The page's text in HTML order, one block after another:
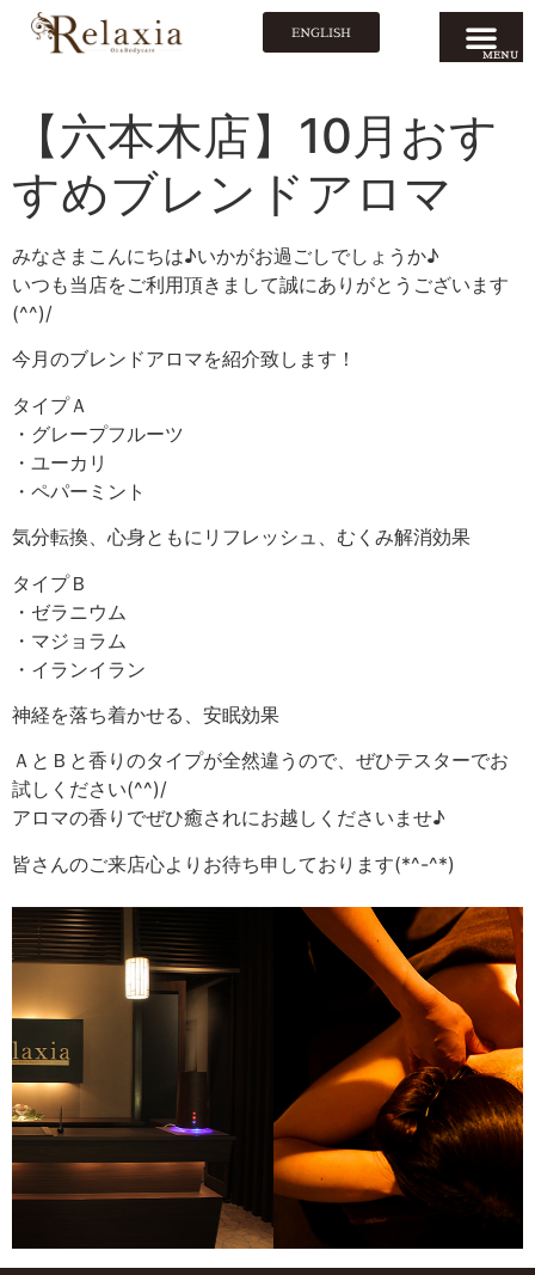
ENGLISH
MENU
【六本木店】10月おす
すめブレンドアロマ
みなさまこんにちは♪いかがお過ごしでしょうか♪
いつも当店をご利用頂きまして誠にありがとうございます
(^^)/
今月のブレンドアロマを紹介致します！
タイプＡ
・グレープフルーツ
・ユーカリ
・ペパーミント
気分転換、心身ともにリフレッシュ、むくみ解消効果
タイプＢ
・ゼラニウム
・マジョラム
・イランイラン
神経を落ち着かせる、安眠効果
ＡとＢと香りのタイプが全然違うので、ぜひテスターでお
試しください(^^)/
アロマの香りでぜひ癒されにお越しくださいませ♪
皆さんのご来店心よりお待ち申しております(*^-^*)